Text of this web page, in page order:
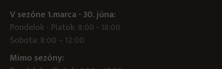
V sezóne 1.marca - 30. júna:
Pondelok - Piatok: 8:00 - 18:00
Sobota: 8:00 – 12:00
Mimo sezóny: